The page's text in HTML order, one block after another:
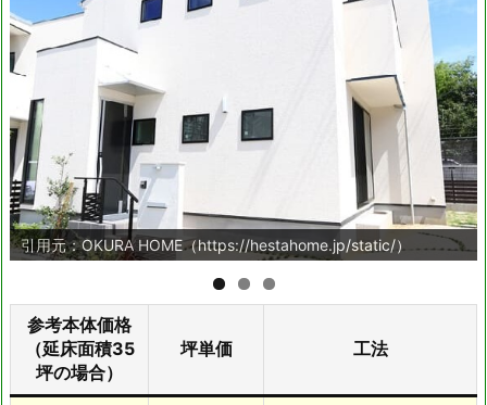
引用元：OKURA HOME（https://hestahome.jp/static/）
参考本体価格
（延床面積35
坪の場合）
坪単価 工法